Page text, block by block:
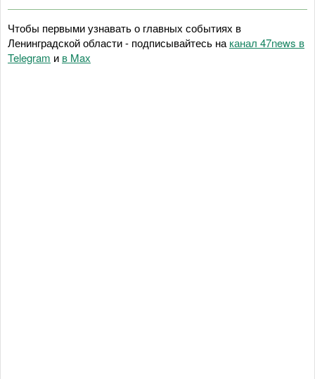
Чтобы первыми узнавать о главных событиях в
Ленинградской области - подписывайтесь на канал 47news в
Telegram и в Maх